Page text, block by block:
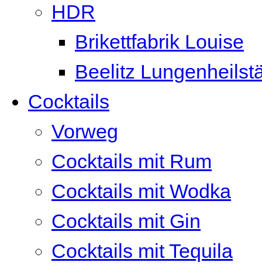
HDR
Brikettfabrik Louise
Beelitz
Cocktails
Vorweg
Cocktails mit Rum
Cocktails mit Wodka
Cocktails mit Gin
Cocktails mit Tequila